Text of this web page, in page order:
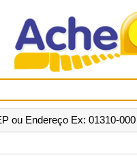
ou Endereço Ex: 01310-